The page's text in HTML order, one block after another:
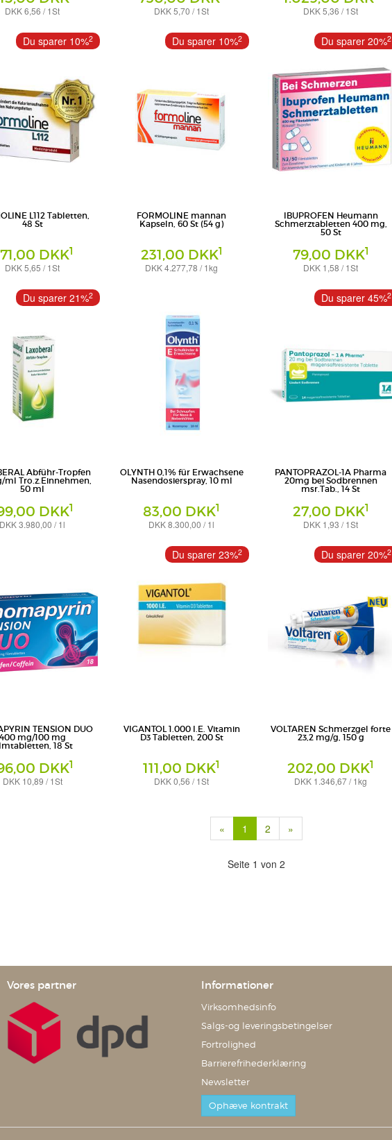
DKK 6,56 / 1St
International GmbH
DKK 5,70 / 1St
Certmedica International GmbH
DKK 5,36 / 1St
Certmedica International GmbH
L112 Tabletten,
48 St
DKK1
DKK 5,65 / 1St
International GmbH
Du sparer 10%2
FORMOLINE mannan
Kapseln, 60 St (54 g)
231,00 DKK1
DKK 4.277,78 / 1kg
Du sparer 10%2
IBUPROFEN Heumann
Schmerztabletten 400 mg,
50 St
79,00 DKK1
DKK 1,58 / 1St
HEUMANN PHARMA GmbH & Co.
Du sparer 20%2
Abführ-Tropfen
ml Tro.z.Einnehmen,
50 ml
DKK1
DKK 3.980,00 / 1l
Du sparer 21%2
OLYNTH 0,1% für Erwachsene
Nasendosierspray, 10 ml
83,00 DKK1
DKK 8.300,00 / 1l
Kenvue Germany GmbH (OTC)
PANTOPRAZOL-1A Pharma
20mg bei Sodbrennen
msr.Tab., 14 St
27,00 DKK1
DKK 1,93 / 1St
1A Pharma GmbH
Du sparer 45%2
TENSION DUO
400 mg/100 mg
18 St
DKK1
DKK 10,89 / 1St
VIGANTOL 1.000 I.E. Vitamin
D3 Tabletten, 200 St
111,00 DKK1
DKK 0,56 / 1St
Du sparer 23%2
VOLTAREN Schmerzgel forte
23,2 mg/g, 150 g
202,00 DKK1
DKK 1.346,67 / 1kg
Du sparer 20%2
« 1 (current)
2 »
Seite 1 von 2
Vores partner Informationer
Virksomhedsinfo
Salgs-og leveringsbetingelser
Fortrolighed
Barrierefrihederklæring
Newsletter
Ophæve kontrakt